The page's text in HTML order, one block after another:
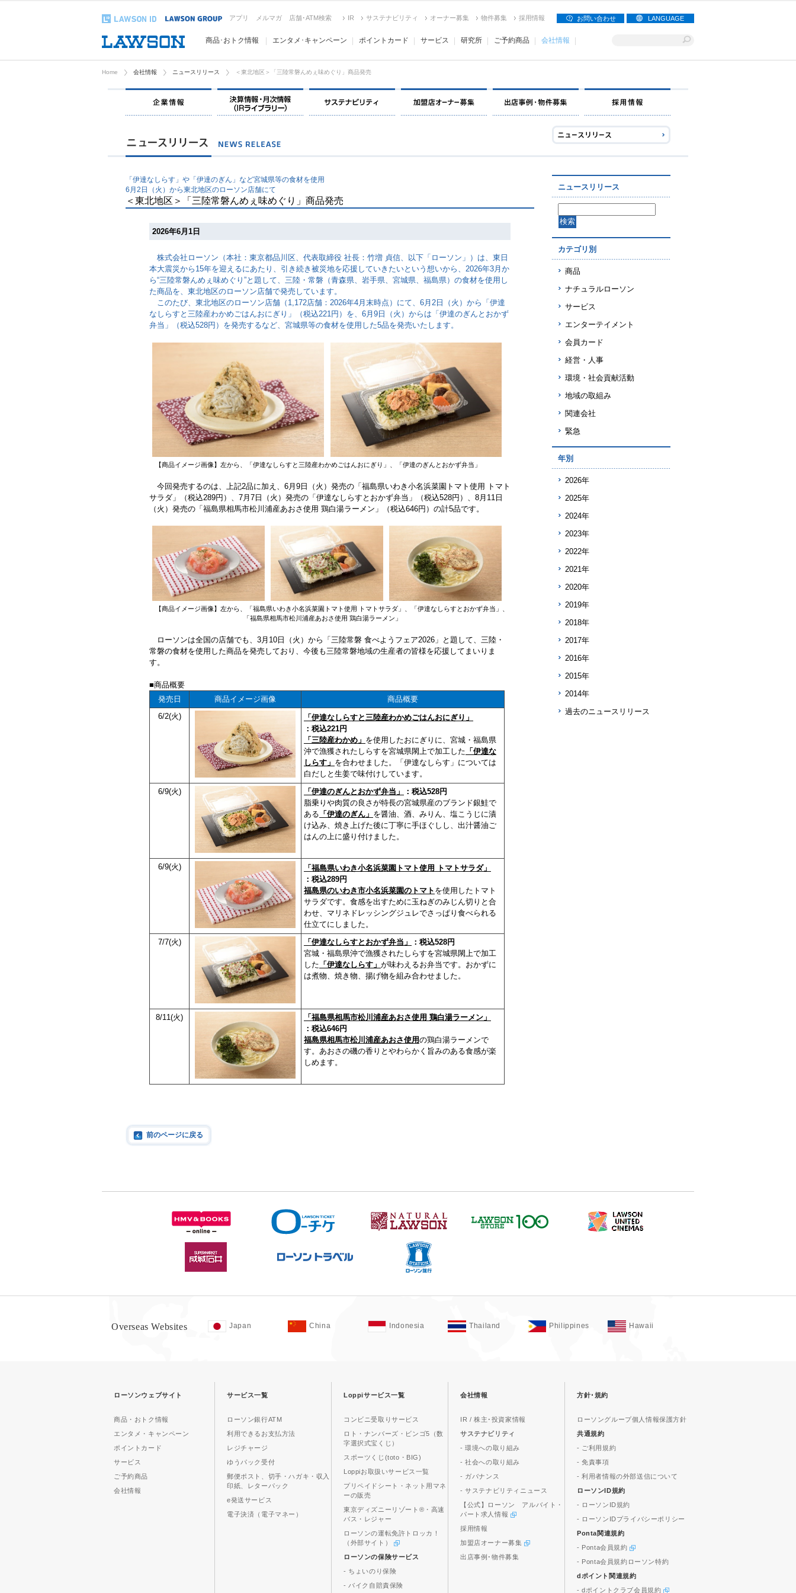
アプリ メルマガ 店舗･ATM検索 IR サステナビリティ オーナー募集 物件募集 採用情報 お問い合わせ LANGUAGE
商品･おトク情報 エンタメ･キャンペーン ポイントカード サービス 研究所 ご予約商品 会社情報
Home 会社情報 ニュースリリース ＜東北地区＞「三陸常磐んめぇ味めぐり」商品発売
企業情報
「伊達なしらす」や「伊達のぎん」など宮城県等の食材を使用
6月2日（火）から東北地区のローソン店舗にて
＜東北地区＞「三陸常磐んめぇ味めぐり」商品発売
2026年6月1日
株式会社ローソン（本社：東京都品川区、代表取締役 社長：竹増 貞信、以下「ローソン」）は、東日
本大震災から15年を迎えるにあたり、引き続き被災地を応援していきたいという想いから、2026年3月か
ら“三陸常磐んめぇ味めぐり”と題して、三陸・常磐（青森県、岩手県、宮城県、福島県）の食材を使用し
た商品を、東北地区のローソン店舗で発売しています。
このたび、東北地区のローソン店舗（1,172店舗：2026年4月末時点）にて、6月2日（火）から「伊達
なしらすと三陸産わかめごはんおにぎり」（税込221円）を、6月9日（火）からは「伊達のぎんとおかず
弁当」（税込528円）を発売するなど、宮城県等の食材を使用した5品を発売いたします。
【商品イメージ画像】左から、「伊達なしらすと三陸産わかめごはんおにぎり」、「伊達のぎんとおかず弁当」
今回発売するのは、上記2品に加え、6月9日（火）発売の「福島県いわき小名浜菜園トマト使用 トマト
サラダ」（税込289円）、7月7日（火）発売の「伊達なしらすとおかず弁当」（税込528円）、8月11日
（火）発売の「福島県相馬市松川浦産あおさ使用 鶏白湯ラーメン」（税込646円）の計5品です。
【商品イメージ画像】左から、「福島県いわき小名浜菜園トマト使用 トマトサラダ」、「伊達なしらすとおかず弁当」、
「福島県相馬市松川浦産あおさ使用 鶏白湯ラーメン」
ローソンは全国の店舗でも、3月10日（火）から「三陸常磐 食べようフェア2026」と題して、三陸・
常磐の食材を使用した商品を発売しており、今後も三陸常磐地域の生産者の皆様を応援してまいりま
す。
■商品概要
発売日
商品イメージ画像
商品概要
6/2(火)
「伊達なしらすと三陸産わかめごはんおにぎり」
：税込221円
「三陸産わかめ」 を使用したおにぎりに、宮城・福島県
沖で漁獲されたしらすを宮城県閖上で加工した 「伊達な
しらす」 を合わせました。「伊達なしらす」については
白だしと生姜で味付けしています。
6/9(火)
「伊達のぎんとおかず弁当」
：税込528円
脂乗りや肉質の良さが特長の宮城県産のブランド銀鮭で
ある 「伊達のぎん」 を醤油、酒、みりん、塩こうじに漬
け込み、焼き上げた後に丁寧に手ほぐしし、出汁醤油ご
はんの上に盛り付けました。
6/9(火)
「福島県いわき小名浜菜園トマト使用 トマトサラダ」
：税込289円
福島県のいわき市小名浜菜園のトマト を使用したトマト
サラダです。食感を出すために玉ねぎのみじん切りと合
わせ、マリネドレッシングジュレでさっぱり食べられる
仕立てにしました。
7/7(火)
「伊達なしらすとおかず弁当」
：税込528円
宮城・福島県沖で漁獲されたしらすを宮城県閖上で加工
した 「伊達なしらす」 が味わえるお弁当です。おかずに
は煮物、焼き物、揚げ物を組み合わせました。
8/11(火)
「福島県相馬市松川浦産あおさ使用 鶏白湯ラーメン」
：税込646円
福島県相馬市松川浦産あおさ使用の鶏白湯ラーメンで
す。あおさの磯の香りとやわらかく旨みのある食感が楽
しめます。
前のページに戻る
ニュースリリース
カテゴリ別
商品
ナチュラルローソン
サービス
エンターテイメント
会員カード
経営・人事
環境・社会貢献活動
地域の取組み
関連会社
緊急
年別
2026年
2025年
2024年
2023年
2022年
2021年
2020年
2019年
2018年
2017年
2016年
2015年
2014年
過去のニュースリリース
Overseas Websites Japan China Indonesia Thailand Philippines Hawaii
ローソンウェブサイト
商品・おトク情報
エンタメ・キャンペーン
ポイントカード
サービス
ご予約商品
会社情報
サービス一覧
ローソン銀行ATM
利用できるお支払方法
レジチャージ
ゆうパック受付
郵便ポスト、切手・ハガキ・収入
印紙、レターパック
e発送サービス
電子決済（電子マネー）
Loppiサービス一覧
コンビニ受取りサービス
ロト・ナンバーズ・ビンゴ5（数
字選択式宝くじ）
スポーツくじ(toto・BIG)
Loppiお取扱いサービス一覧
プリペイドシート・ネット用マネ
ーの販売
東京ディズニーリゾート®・高速
バス・レジャー
ローソンの運転免許トロッカ！
（外部サイト）
ローソンの保険サービス
- ちょいのり保険
- バイク自賠責保険
会社情報
IR / 株主･投資家情報
サステナビリティ
- 環境への取り組み
- 社会への取り組み
- ガバナンス
- サステナビリティニュース
【公式】ローソン アルバイト・
パート求人情報
採用情報
加盟店オーナー募集
出店事例･物件募集
方針･規約
ローソングループ個人情報保護方針
共通規約
- ご利用規約
- 免責事項
- 利用者情報の外部送信について
ローソンID規約
- ローソンID規約
- ローソンIDプライバシーポリシー
Ponta関連規約
- Ponta会員規約
- Ponta会員規約ローソン特約
dポイント関連規約
- dポイントクラブ会員規約